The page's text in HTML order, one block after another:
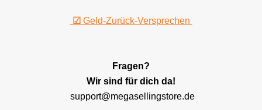
☑ Geld-Zurück-Versprechen
Fragen?
Wir sind für dich da!
support@megasellingstore.de